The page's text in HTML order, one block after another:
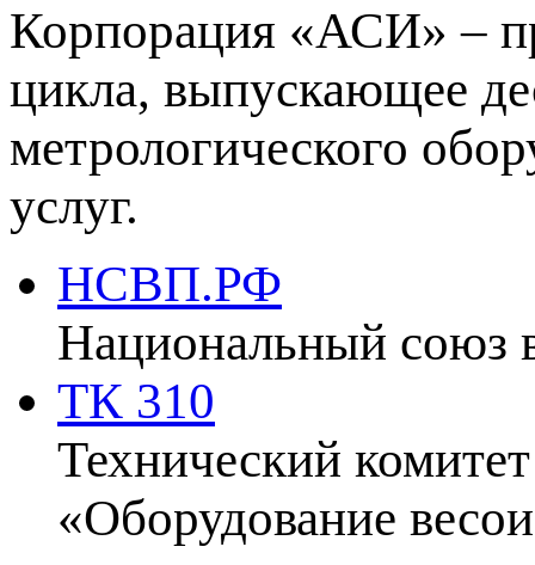
Корпорация «АСИ» –
цикла, выпускающее
метрологического
услуг.
НСВП.РФ
Национальный союз
ТК 310
Технический
«Оборудование